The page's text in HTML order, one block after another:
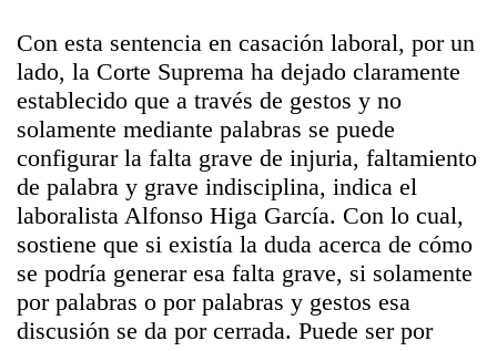
Con esta sentencia en casación laboral, por un
lado, la Corte Suprema ha dejado claramente
establecido que a través de gestos y no
solamente mediante palabras se puede
configurar la falta grave de injuria, faltamiento
de palabra y grave indisciplina, indica el
laboralista Alfonso Higa García. Con lo cual,
sostiene que si existía la duda acerca de cómo
se podría generar esa falta grave, si solamente
por palabras o por palabras y gestos esa
discusión se da por cerrada. Puede ser por